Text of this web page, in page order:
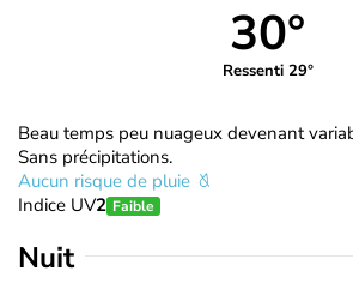
30°
Ressenti 29°
Beau temps peu nuageux devenant
Sans précipitations.
Aucun risque de pluie
Indice UV2 Faible
Nuit